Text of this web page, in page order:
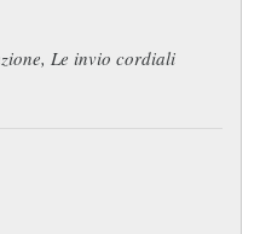
Le invio cordiali